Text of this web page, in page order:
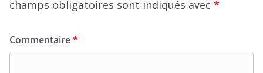
champs obligatoires sont indiqués avec *
Commentaire*